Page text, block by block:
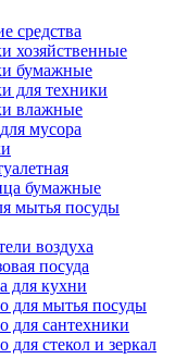
средства
хозяйственные
бумажные
для техники
влажные
мусора
бумажные
мытья посуды
воздуха
посуда
для кухни
для мытья посуды
для сантехники
для стекол и зеркал